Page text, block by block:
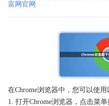
富网官网
在Chrome浏览器中，您可以使
1. 打开Chrome浏览器，点击菜